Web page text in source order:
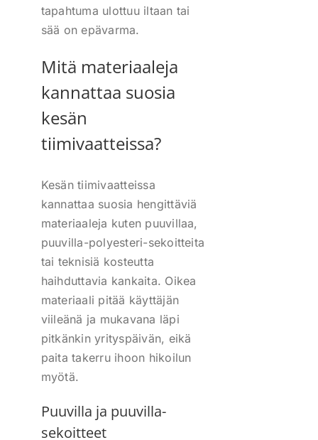
tapahtuma ulottuu iltaan tai
sää on epävarma.
Mitä materiaaleja
kannattaa suosia
kesän
tiimivaatteissa?
Kesän tiimivaatteissa
kannattaa suosia hengittäviä
materiaaleja kuten puuvillaa,
puuvilla-polyesteri-sekoitteita
tai teknisiä kosteutta
haihduttavia kankaita. Oikea
materiaali pitää käyttäjän
viileänä ja mukavana läpi
pitkänkin yrityspäivän, eikä
paita takerru ihoon hikoilun
myötä.
Puuvilla ja puuvilla-
sekoitteet